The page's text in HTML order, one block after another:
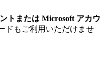
トまたは Microsoft アカウ
ドもご利用いただけませ